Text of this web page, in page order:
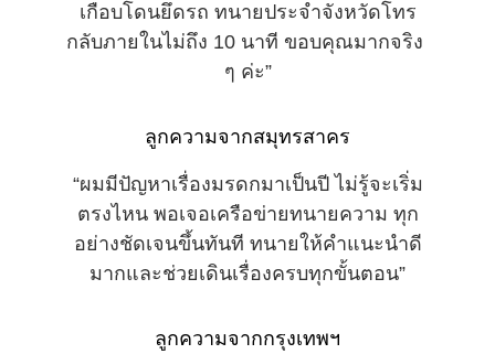
เกือบโดนยึดรถ ทนายประจำจังหวัดโทร
กลับภายในไม่ถึง 10 นาที ขอบคุณมากจริง
ๆ ค่ะ”
ลูกความจากสมุทรสาคร
“ผมมีปัญหาเรื่องมรดกมาเป็นปี ไม่รู้จะเริ่ม
ตรงไหน พอเจอเครือข่ายทนายความ ทุก
อย่างชัดเจนขึ้นทันที ทนายให้คำแนะนำดี
มากและช่วยเดินเรื่องครบทุกขั้นตอน”
ลูกความจากกรุงเทพฯ